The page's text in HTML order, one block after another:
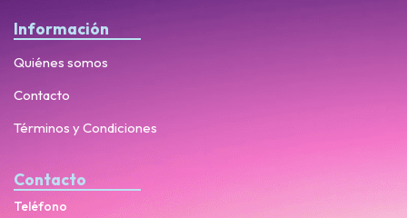
Información
Quiénes somos
Contacto
Términos y Condiciones
Contacto
Teléfono